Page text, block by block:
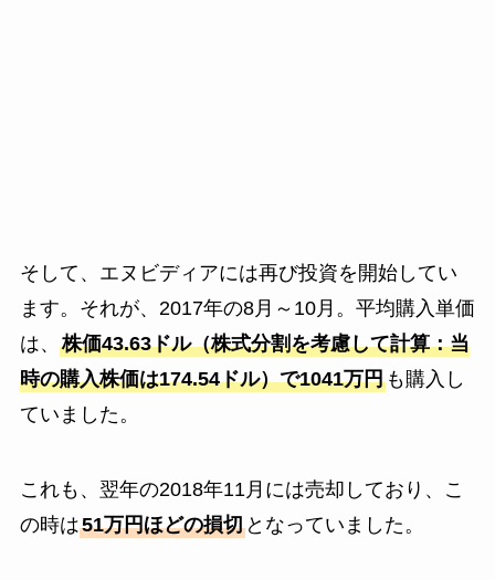
そして、エヌビディアには再び投資を開始してい
ます。それが、2017年の8月～10月。平均購入単価
は、 株価43.63ドル（株式分割を考慮して計算：当
時の購入株価は174.54ドル）で1041万円も購入し
ていました。
これも、翌年の2018年11月には売却しており、こ
の時は51万円ほどの損切となっていました。